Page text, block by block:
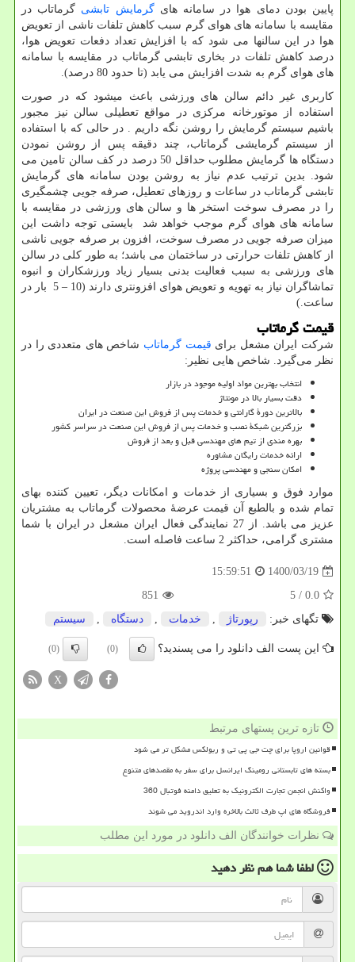
پایین بودن دمای هوا در سامانه هایگرمایش تابشی گرماتاب در
مقایسه با سامانه های هوای گرم سبب کاهش تلفات ناشی از تعویض
هوا در این سالنها می شود که با افزایش تعداد دفعات تعویض هوا،
درصد کاهش تلفات در بخاری تابشی گرماتاب در مقایسه با سامانه
های هوای گرم به شدت افزایش می یابد (تا حدود 80 درصد).
کاربری غیر دائم سالن های ورزشی باعث میشود که در صورت
استفاده از موتورخانه مرکزی در مواقع تعطیلی سالن نیز مجبور
باشیم سیستم گرمایش را روشن نگه داریم . در حالی که با استفاده
از سیستم گرمایشی گرماتاب، چند دقیقه پس از روشن نمودن
دستگاه ها گرمایش مطلوب حداقل 50 درصد در کف سالن تامین می
شود. بدین ترتیب عدم نیاز به روشن بودن سامانه های گرمایش
تابشی گرماتاب در ساعات و روزهای تعطیل، صرفه جویی چشمگیری
را در مصرف سوخت استخر ها و سالن های ورزشی در مقایسه با
سامانه های هوای گرم موجب خواهد شد بایستی توجه داشت این
میزان صرفه جویی در مصرف سوخت، افزون بر صرفه جویی ناشی
از کاهش تلفات حرارتی در ساختمان می باشد؛ به طور کلی در سالن
های ورزشی به سبب فعالیت بدنی بسیار زیاد ورزشکاران و انبوه
تماشاگران نیاز به تهویه و تعویض هوای افزونتری دارند (10 – 5 بار در
ساعت.)
قیمت گرماتاب
شرکت ایران مشعل برای قیمت گرماتاب شاخص های متعددی را در
نظر می‌گیرد. شاخص هایی نظیر:
انتخاب بهترین مواد اولیه موجود در بازار
دقت بسیار بالا در مونتاژ
بالاترین دورۀ گارانتی و خدمات پس از فروش این صنعت در ایران
بزرگترین شبکۀ نصب و خدمات پس از فروش این صنعت در سراسر کشور
بهره مندی از تیم های مهندسی قبل و بعد از فروش
ارائه خدمات رایگان مشاوره
امکان سنجی و مهندسی پروژه
موارد فوق و بسیاری از خدمات و امکانات دیگر، تعیین کننده بهای
تمام شده و بالطبع آن قیمت عرضۀ محصولات گرماتاب به مشتریان
عزیز می باشد. از 27 نمایندگی فعال ایران مشعل در ایران با شما
مشتری گرامی، حداکثر 2 ساعت فاصله است.
1400/03/19
15:59:51
0.0
/ 5
851
تگهای خبر:
رپورتاژ , خدمات , دستگاه , سیستم
این پست الف دانلود را می پسندید؟ (0)
(0)
X
تازه ترین پستهای مرتبط
قوانین اروپا برای چت جی پی تی و ربولکس مشکل تر می شود
بسته های تابستانی رومینگ ایرانسل برای سفر به مقصدهای متنوع
واکنش انجمن تجارت الکترونیک به تعلیق دامنه فوتبال 360
فروشگاه های اپ طرف ثالث بالاخره وارد اندروید می شوند
نظرات خوانندگان الف دانلود در مورد این مطلب
لطفا شما همنظر دهید